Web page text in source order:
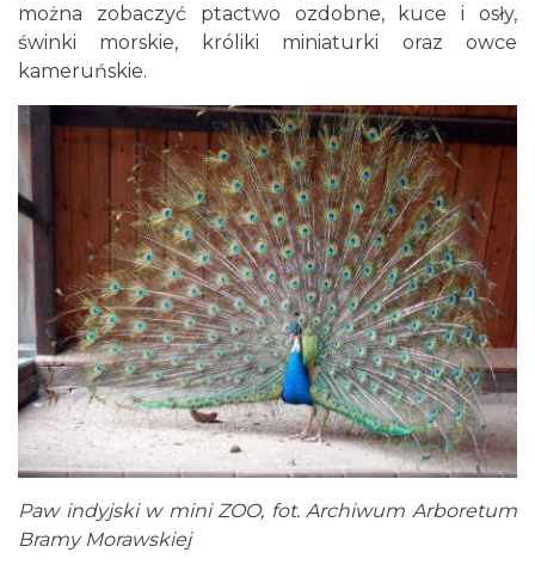
można zobaczyć ptactwo ozdobne, kuce i osły,
świnki morskie, króliki miniaturki oraz owce
kameruńskie.
Paw indyjski w mini ZOO, fot. Archiwum Arboretum
Bramy Morawskiej